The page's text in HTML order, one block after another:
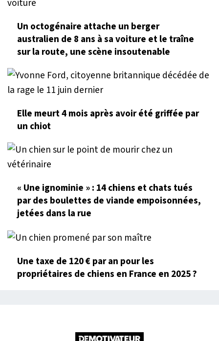
Un octogénaire attache un berger
australien de 8 ans à sa voiture et le traîne
sur la route, une scène insoutenable
Elle meurt 4 mois après avoir été griffée par
un chiot
« Une ignominie » : 14 chiens et chats tués
par des boulettes de viande empoisonnées,
jetées dans la rue
Une taxe de 120 € par an pour les
propriétaires de chiens en France en 2025 ?